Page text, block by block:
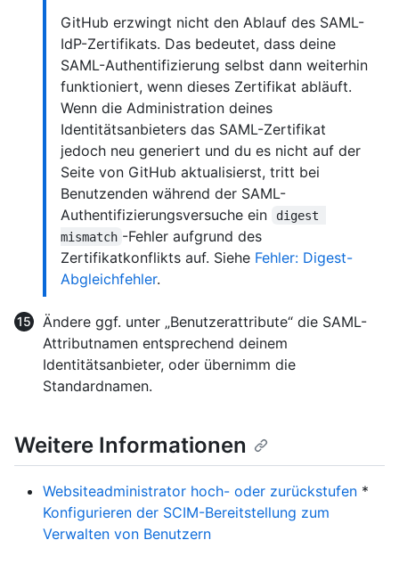
GitHub erzwingt nicht den Ablauf des SAML-
IdP-Zertifikats. Das bedeutet, dass deine
SAML-Authentifizierung selbst dann weiterhin
funktioniert, wenn dieses Zertifikat abläuft.
Wenn die Administration deines
Identitätsanbieters das SAML-Zertifikat
jedoch neu generiert und du es nicht auf der
Seite von GitHub aktualisierst, tritt bei
Benutzenden während der SAML-
Authentifizierungsversuche ein
digest
mismatch -Fehler aufgrund des
Zertifikatkonflikts auf. Siehe Fehler: Digest-
Abgleichfehler.
Ändere ggf. unter „Benutzerattribute“ die SAML-
Attributnamen entsprechend deinem
Identitätsanbieter, oder übernimm die
Standardnamen.
Weitere Informationen
Websiteadministrator hoch- oder zurückstufen *
Konfigurieren der SCIM-Bereitstellung zum
Verwalten von Benutzern